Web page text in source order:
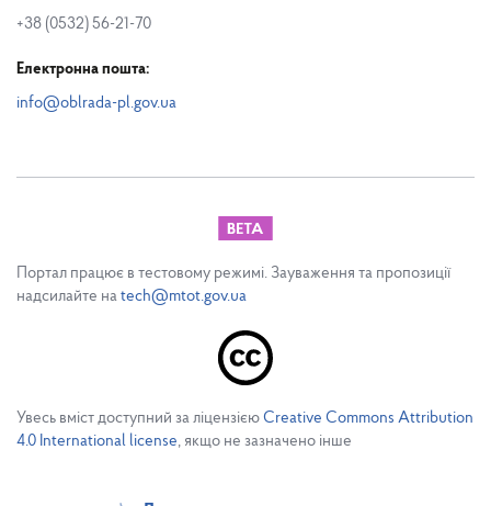
+38 (0532) 56-21-70
Електронна пошта:
info@oblrada-pl.gov.ua
Портал працює в тестовому режимі. Зауваження та пропозиції
надсилайте на tech@mtot.gov.ua
Увесь вміст доступний за ліцензією Creative Commons Attribution
4.0 International license, якщо не зазначено інше